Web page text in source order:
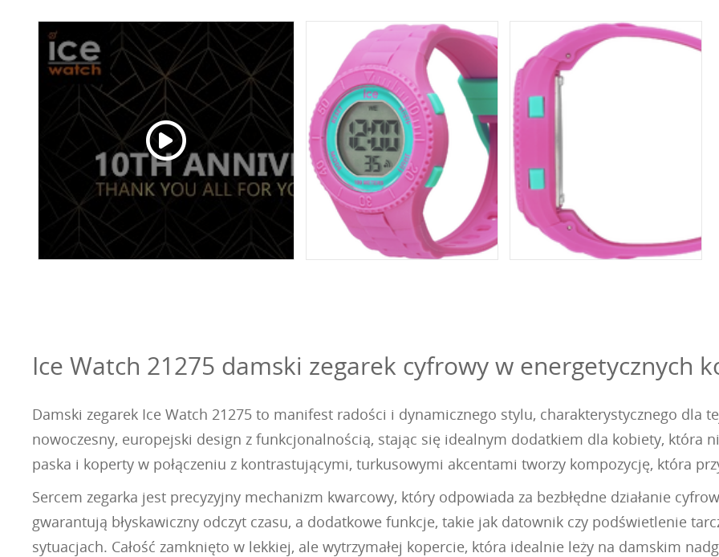
Ice Watch 21275 damski zegarek cyfrowy w energetycznych
Damski zegarek Ice Watch 21275 to manifest radości i dynamicznego stylu, charakterystycznego dla
nowoczesny, europejski design z funkcjonalnością, stając się idealnym dodatkiem dla kobiety, która
paska i koperty w połączeniu z kontrastującymi, turkusowymi akcentami tworzy kompozycję, która
Sercem zegarka jest precyzyjny mechanizm kwarcowy, który odpowiada za bezbłędne działanie
gwarantują błyskawiczny odczyt czasu, a dodatkowe funkcje, takie jak datownik czy podświetlenie
sytuacjach. Całość zamknięto w lekkiej, ale wytrzymałej kopercie, która idealnie leży na damskim